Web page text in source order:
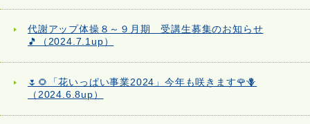
代謝アップ体操８～９月期 受講生募集のお知らせ
🎵（2024.7.1up）
🌷🌻「花いっぱい事業2024」今年も咲きます🌹🪻
（2024.6.8up）